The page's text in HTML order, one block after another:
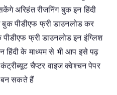
अरिहंत रीजनिंग बुक इन हिंदी
बुक पीडीएफ फ्री डाउनलोड कर
फ्री डाउनलोड इन इंग्लिश
हिंदी के माध्यम से भी आप इसे पढ़
चैप्टर वाइज क्वेश्चन पेपर
सकते हैं